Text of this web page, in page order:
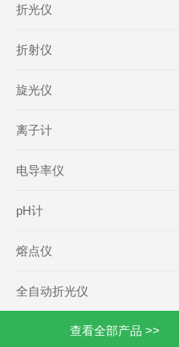
折光仪
折射仪
旋光仪
离子计
电导率仪
pH计
熔点仪
全自动折光仪
查看全部产品 >>